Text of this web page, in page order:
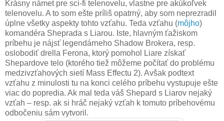
Krásny námet pre sci-fi telenovelu, vlastne pre akúkoľvek
telenovelu. A to som ešte príliš opatrný, aby som neprezradil
úplne všetky aspekty tohto vzťahu. Teda vzťahu (môjho)
komandéra Sheprada s Liarou. Iste, hlavným ťažiskom
príbehu je nájsť legendárneho Shadow Brokera, resp.
oslobodiť drella Ferona, ktorý pomohol Liare získať
Shepardove telo (ktorého tiež môžeme počítať do problému
medzivzťahových sietí Mass Effectu 2). Avšak podtext
vzťahu z minulosti tu na konci celého príbehu vystupuje ešte
viac do popredia. Ak mal teda váš Shepard s Liarov nejaký
vzťah – resp. ak si hráč nejaký vzťah k tomuto príbehovému
odbočeniu sám vytvoril.